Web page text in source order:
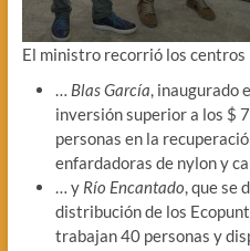
El ministro recorrió los centros
Blas García , inaugurado
inversión superior a los $
personas en la
enfardadoras de nylon y
… y Río Encantado , que se
distribución de los
trabajan 40 personas y